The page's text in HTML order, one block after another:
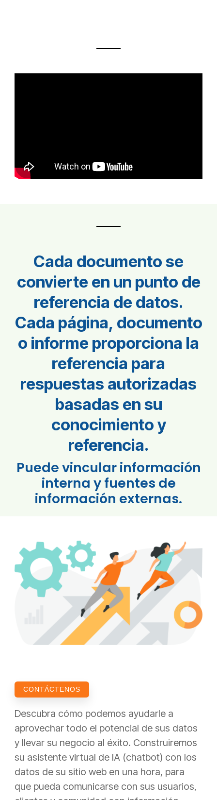
Cada documento se
convierte en un punto de
referencia de datos.
Cada página, documento
o informe proporciona la
referencia para
respuestas autorizadas
basadas en su
conocimiento y
referencia.
Puede vincular información
interna y fuentes de
información externas.
CONTÁCTENOS
Descubra cómo podemos ayudarle a
aprovechar todo el potencial de sus datos
y llevar su negocio al éxito. Construiremos
su asistente virtual de IA (chatbot) con los
datos de su sitio web en una hora, para
que pueda comunicarse con sus usuarios,